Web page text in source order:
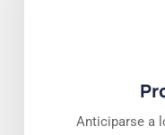
Anticiparse a